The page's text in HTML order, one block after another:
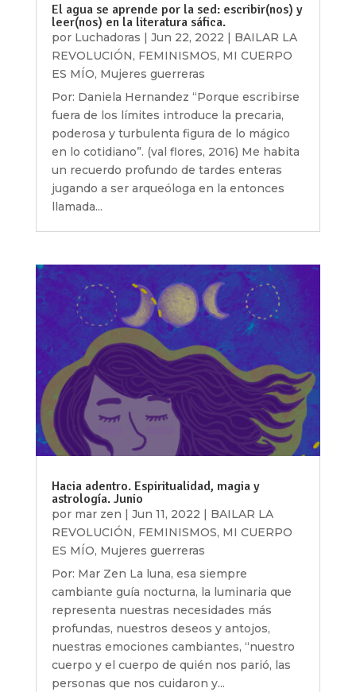
El agua se aprende por la sed: escribir(nos) y
leer(nos) en la literatura sáfica.
por Luchadoras | Jun 22, 2022 | BAILAR LA
REVOLUCIÓN, FEMINISMOS, MI CUERPO
ES MÍO, Mujeres guerreras
Por: Daniela Hernandez “Porque escribirse
fuera de los límites introduce la precaria,
poderosa y turbulenta figura de lo mágico
en lo cotidiano”. (val flores, 2016) Me habita
un recuerdo profundo de tardes enteras
jugando a ser arqueóloga en la entonces
llamada...
Hacia adentro. Espiritualidad, magia y
astrología. Junio
por mar zen | Jun 11, 2022 | BAILAR LA
REVOLUCIÓN, FEMINISMOS, MI CUERPO
ES MÍO, Mujeres guerreras
Por: Mar Zen La luna, esa siempre
cambiante guía nocturna, la luminaria que
representa nuestras necesidades más
profundas, nuestros deseos y antojos,
nuestras emociones cambiantes, “nuestro
cuerpo y el cuerpo de quién nos parió, las
personas que nos cuidaron y...